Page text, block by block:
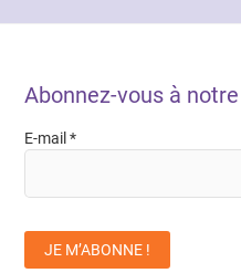
Abonnez-vous à
E-mail *